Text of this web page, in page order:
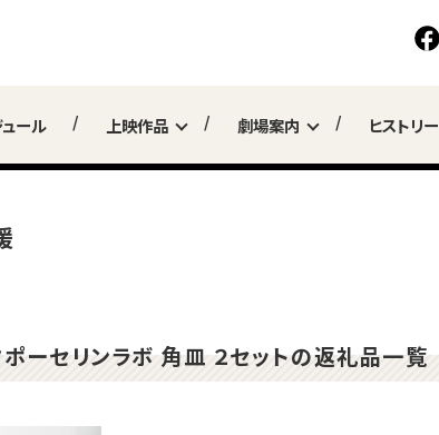
ール 上映作品 劇場案内 ヒストリー
ポーセリンラボ 角皿 ２セットの返礼品一覧